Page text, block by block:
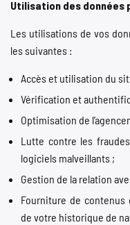
Utilisation des données
Les utilisations de vos
les suivantes :
Accès et utilisation du
Vérification et
Optimisation de
Lutte contre les
logiciels malveillants ;
Gestion de la relation
Fourniture de
de votre historique de